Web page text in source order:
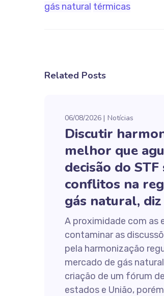
gás natural térmicas
Related Posts
06/08/2026 Notícias
Discutir
melhor que
decisão do
conflitos na
gás natural,
A proximidade com as
contaminar as
pela harmonização
mercado de gás
criação de um fórum
estados e União,